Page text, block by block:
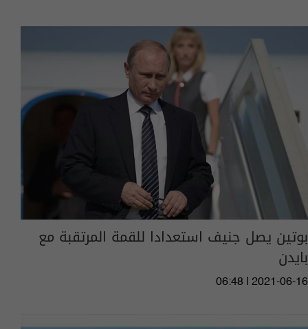
بوتين يصل جنيف استعدادا للقمة المرتقبة مع
بايدن
06:48 | 2021-06-16